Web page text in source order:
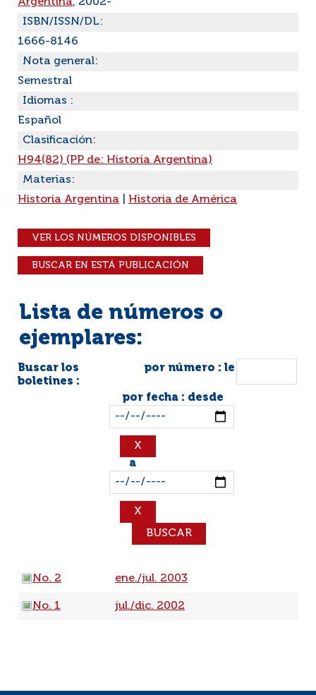
ISBN/ISSN/DL:
1666-8146
Nota general:
Semestral
Idiomas :
Español
Clasificación:
H94(82) (PP de: Historia Argentina)
Materias:
Historia Argentina
Historia de América
VER LOS NÚMEROS DISPONIBLES
BUSCAR EN ESTÁ PUBLICACIÓN
Lista de números o
ejemplares:
Buscar los
boletines :
por número : le
por fecha : desde
a
No. 2 ene./jul. 2003
No. 1 jul./dic. 2002